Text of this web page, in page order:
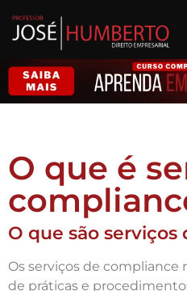
O que é
O que são
Os serviços de
de práticas e